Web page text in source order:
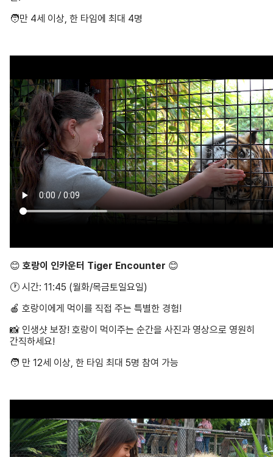
🧑만 4세 이상, 한 타임에 최대 4명
😊 호랑이 인카운터 Tiger Encounter 😊
🕐 시간: 11:45 (월화/목금토일요일)
🍎 호랑이에게 먹이를 직접 주는 특별한 경험!
📸 인생샷 보장! 호랑이 먹이주는 순간을 사진과 영상으로 영원히
간직하세요!
🧑 만 12세 이상, 한 타임 최대 5명 참여 가능